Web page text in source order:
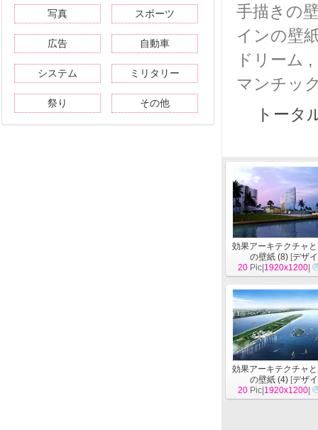
写真 スポーツ
広告 自動車
システム ミリタリー
祭り その他
手描きの
インの壁
ドリーム
マンチッ
トータ
効果アーキテクチャ
の壁紙 (8) [デザ
20 Pic| 1920x1200
効果アーキテクチャ
の壁紙 (4) [デザ
20 Pic| 1920x1200